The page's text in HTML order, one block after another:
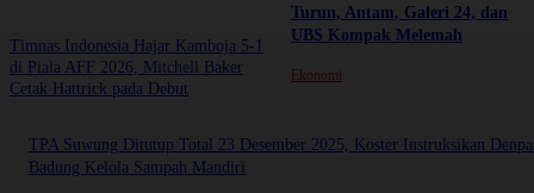
Timnas Indonesia Hajar Kamboja 5-1
di Piala AFF 2026, Mitchell Baker
Cetak Hattrick pada Debut
TPA Suwung Ditutup Total 23 Desember 2025, Koster Instruksikan
Badung Kelola Sampah Mandiri
Turun, Antam, Galeri 24, dan
UBS Kompak Melemah
Ekonomi